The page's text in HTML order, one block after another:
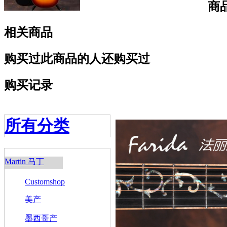
商
相关商品
购买过此商品的人还购买过
购买记录
所有分类
Martin 马丁
Customshop
美产
墨西哥产